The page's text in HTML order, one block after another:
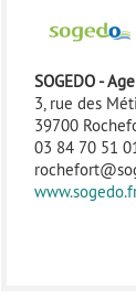
SOGEDO -
3, rue des
39700
03 84 70 51